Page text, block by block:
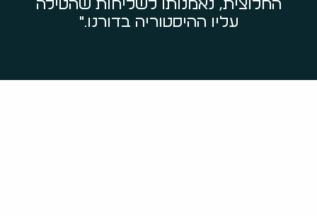
החלוצית, נאמנותו לשליחות שהטילה
עליו ההיסטוריה בדורנו."